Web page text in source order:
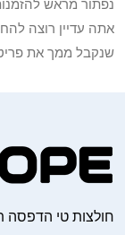
נפתור מראש
אתה עדיין רוצה
שנקבל ממך את
חולצות טי הדפסה